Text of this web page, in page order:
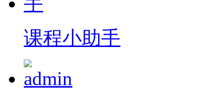
课程小助手